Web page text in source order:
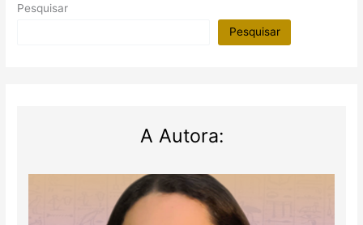
Pesquisar
Pesquisar
A Autora: